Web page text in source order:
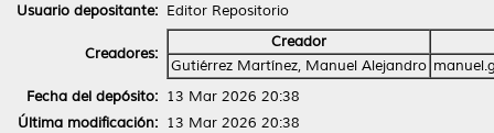
Usuario depositante: Editor Repositorio
Creadores:
Creador
Gutiérrez Martínez, Manuel Alejandro
Fecha del depósito: 13 Mar 2026 20:38
Última modificación: 13 Mar 2026 20:38